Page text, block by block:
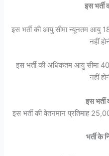
इस भर्ती
इस भर्ती की आयु सीमा न्यूनतम आयु
नहीं
इस भर्ती की अधिकतम आयु सीमा 40
नहीं
इस
इस भर्ती की वेतनमान प्रतिमाह
भर्ती के